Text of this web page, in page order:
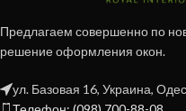
Предлагаем совершенно по
решение оформления окон.
ул. Базовая 16, Украина,